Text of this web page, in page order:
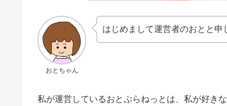
おとちゃん
はじめまして運営者のおとと申
私が運営しているおとぷらねっとは、私が好き